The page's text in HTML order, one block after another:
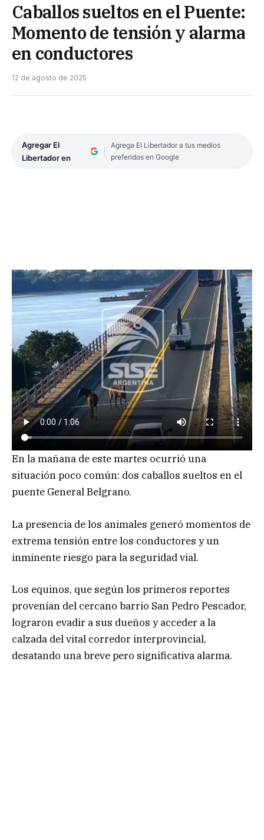
Caballos sueltos en el Puente:
Momento de tensión y alarma
en conductores
12 de agosto de 2025
Agregar El
Libertador en
Agrega El Libertador a tus medios
preferidos en Google
En la mañana de este martes ocurrió una
situación poco común: dos caballos sueltos en el
puente General Belgrano.
La presencia de los animales generó momentos de
extrema tensión entre los conductores y un
inminente riesgo para la seguridad vial.
Los equinos, que según los primeros reportes
provenían del cercano barrio San Pedro Pescador,
lograron evadir a sus dueños y acceder a la
calzada del vital corredor interprovincial,
desatando una breve pero significativa alarma.